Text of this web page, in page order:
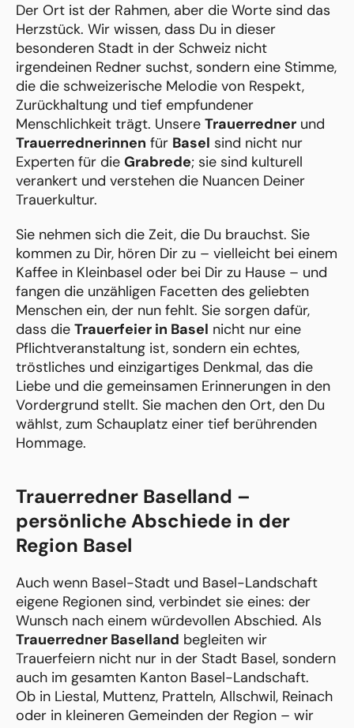
Der Ort ist der Rahmen, aber die Worte sind das
Herzstück. Wir wissen, dass Du in dieser
besonderen Stadt in der Schweiz nicht
irgendeinen Redner suchst, sondern eine Stimme,
die die schweizerische Melodie von Respekt,
Zurückhaltung und tief empfundener
Menschlichkeit trägt. Unsere Trauerredner und
Trauerrednerinnen für Basel sind nicht nur
Experten für die Grabrede; sie sind kulturell
verankert und verstehen die Nuancen Deiner
Trauerkultur.
Sie nehmen sich die Zeit, die Du brauchst. Sie
kommen zu Dir, hören Dir zu – vielleicht bei einem
Kaffee in Kleinbasel oder bei Dir zu Hause – und
fangen die unzähligen Facetten des geliebten
Menschen ein, der nun fehlt. Sie sorgen dafür,
dass die Trauerfeier in Basel nicht nur eine
Pflichtveranstaltung ist, sondern ein echtes,
tröstliches und einzigartiges Denkmal, das die
Liebe und die gemeinsamen Erinnerungen in den
Vordergrund stellt. Sie machen den Ort, den Du
wählst, zum Schauplatz einer tief berührenden
Hommage.
Trauerredner Baselland –
persönliche Abschiede in der
Region Basel
Auch wenn Basel-Stadt und Basel-Landschaft
eigene Regionen sind, verbindet sie eines: der
Wunsch nach einem würdevollen Abschied. Als
Trauerredner Baselland begleiten wir
Trauerfeiern nicht nur in der Stadt Basel, sondern
auch im gesamten Kanton Basel-Landschaft.
Ob in Liestal, Muttenz, Pratteln, Allschwil, Reinach
oder in kleineren Gemeinden der Region – wir